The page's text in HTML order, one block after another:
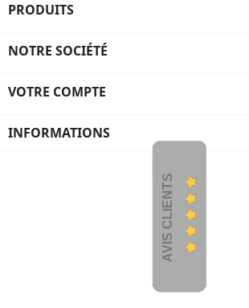
PRODUITS
NOTRE SOCIÉTÉ
VOTRE COMPTE
INFORMATIONS
AVIS CLIENTS